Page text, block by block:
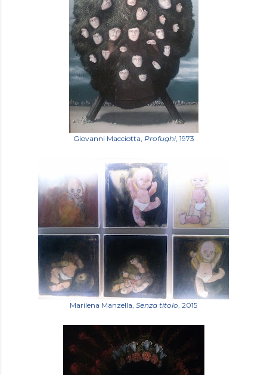
Giovanni Macciotta, Profughi, 1973
Marilena Manzella, Senza titolo , 2015